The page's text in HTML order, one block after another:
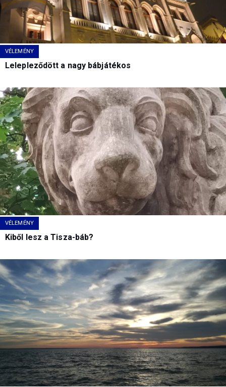
VÉLEMÉNY
Lelepleződött a nagy bábjátékos
VÉLEMÉNY
Kiből lesz a Tisza-báb?